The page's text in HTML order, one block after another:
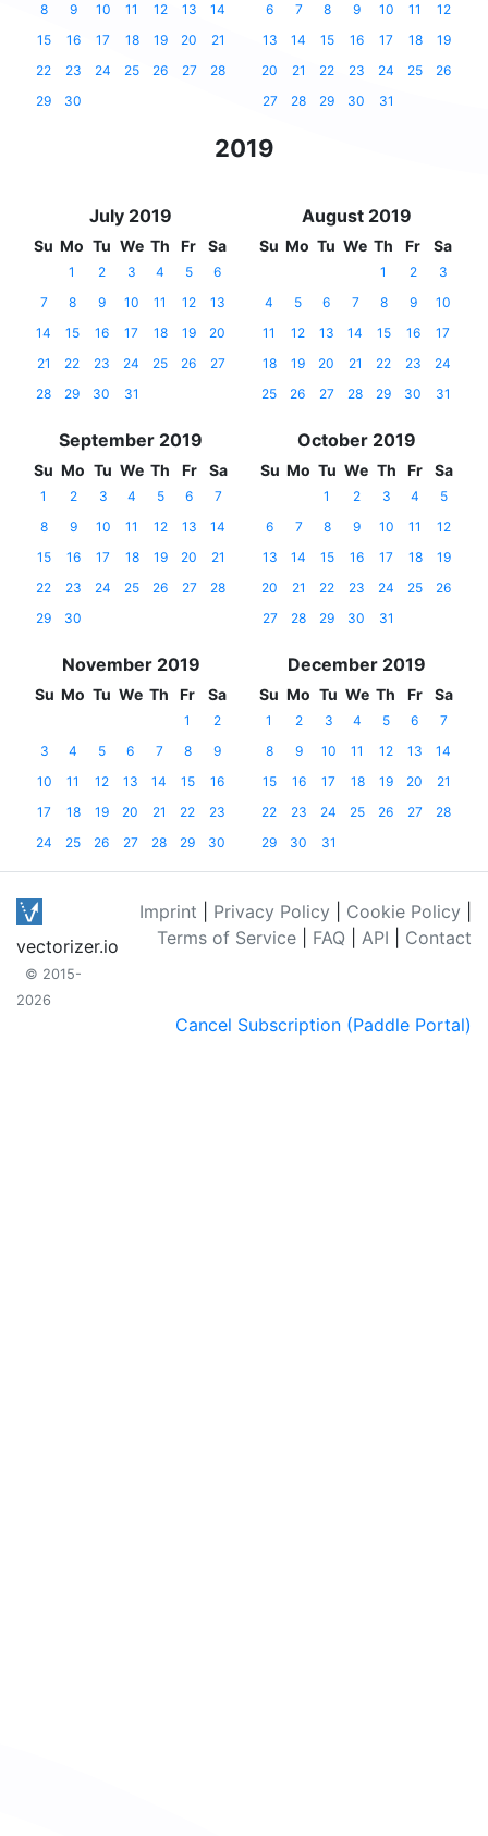
8
9 10 11 12 13
14
15
16 17 18 19 20
21
22
23 24 25 26 27
28
29
30
6
7 8 9 10 11
12
13
14 15 16 17 18
19
20
21 22 23 24 25
26
27
28 29 30 31
2019
July 2019
Su Mo Tu We Th Fr Sa
1 2 3 4 5
6
7
8 9 10 11 12
13
14
15 16 17 18 19
20
21
22 23 24 25 26
27
28
29 30 31
August 2019
Su Mo Tu We Th Fr Sa
1 2
3
4
5 6 7 8 9
10
11
12 13 14 15 16
17
18
19 20 21 22 23
24
25
26 27 28 29 30 31
September 2019
Su Mo Tu We Th Fr Sa
1 2 3 4 5 6
7
8
9 10 11 12 13
14
15
16 17 18 19 20
21
22
23 24 25 26 27
28
29
30
October 2019
Su Mo Tu We Th Fr Sa
1 2 3 4
5
6
7 8 9 10 11
12
13
14 15 16 17 18
19
20
21 22 23 24 25
26
27
28 29 30 31
November 2019
Su Mo Tu We Th Fr Sa
1
2
3
4 5 6 7 8
9
10
11 12 13 14 15
16
17
18 19 20 21 22
23
24
25 26 27 28 29 30
December 2019
Su Mo Tu We Th Fr Sa
1 2 3 4 5 6
7
8
9 10 11 12 13
14
15
16 17 18 19 20
21
22
23 24 25 26 27
28
29
30 31
vectorizer.io
© 2015-
2026
Imprint Privacy Policy Cookie Policy
Terms of Service
FAQ API Contact
Cancel Subscription (Paddle Portal)